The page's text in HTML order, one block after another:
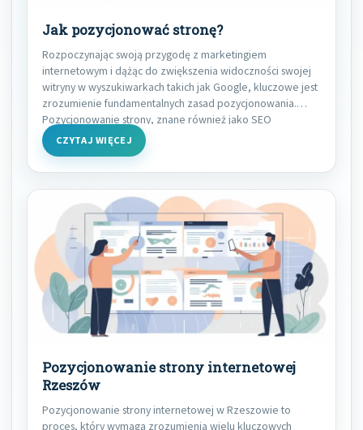
Jak pozycjonować stronę?
Rozpoczynając swoją przygodę z marketingiem
internetowym i dążąc do zwiększenia widoczności swojej
witryny w wyszukiwarkach takich jak Google, kluczowe jest
zrozumienie fundamentalnych zasad pozycjonowania.
Pozycjonowanie strony, znane również jako SEO
CZYTAJ WIĘCEJ
Pozycjonowanie strony internetowej
Rzeszów
Pozycjonowanie strony internetowej w Rzeszowie to
proces, który wymaga zrozumienia wielu kluczowych